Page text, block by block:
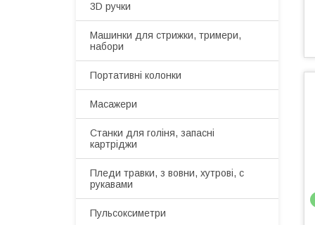
3D ручки
Машинки для стрижки, тримери,
набори
Портативні колонки
Масажери
Станки для голіня, запасні
картріджи
Пледи травки, з вовни, хутрові, с
рукавами
Пульсоксиметри